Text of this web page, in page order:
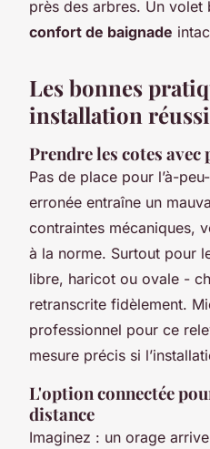
près des arbres. Un volet
confort de baignade
Les bonnes
installation
Prendre les cotes avec
Pas de place pour l’à-
erronée entraîne un
contraintes mécaniques,
à la norme. Surtout pour
libre, haricot ou ovale -
retranscrite fidèlement.
professionnel pour ce
mesure précis si
L'option connectée
distance
Imaginez : un orage